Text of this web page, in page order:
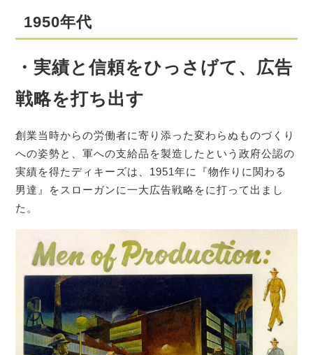
1950年代
・実績と信頼をひっさげて、広告
戦略を打ち出す
創業当時からの労働者に寄り添った変わらぬものづくり
への姿勢と、軍への支給品を製造したという政府公認の
実績を得たディキーズは、1951年に『物作りに関わる
男達』をスローガンに一大広告戦略をに打って出まし
た。